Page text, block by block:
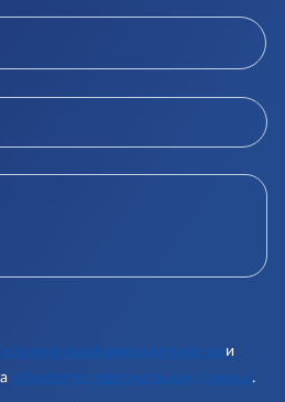
Политики конфиденциальности и
обработку персональных данных.